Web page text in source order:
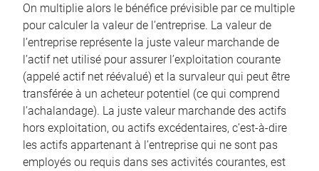
On multiplie alors le bénéfice prévisible par ce multiple
pour calculer la valeur de l’entreprise. La valeur de
l’entreprise représente la juste valeur marchande de
l’actif net utilisé pour assurer l’exploitation courante
(appelé actif net réévalué) et la survaleur qui peut être
transférée à un acheteur potentiel (ce qui comprend
l’achalandage). La juste valeur marchande des actifs
hors exploitation, ou actifs excédentaires, c’est-à-dire
les actifs appartenant à l’entreprise qui ne sont pas
employés ou requis dans ses activités courantes, est